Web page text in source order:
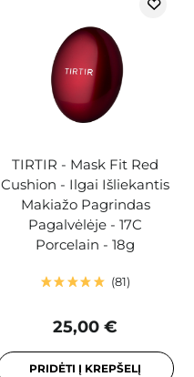
TIRTIR - Mask Fit Red
Cushion - Ilgai Išliekantis
Makiažo Pagrindas
Pagalvėlėje - 17C
Porcelain - 18g
81
25,00 €
PRIDĖTI Į KREPŠELĮ